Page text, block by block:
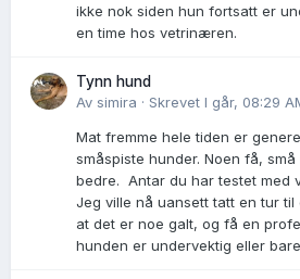
ikke nok siden hun fortsatt er
en time hos vetrinæren.
Tynn hund
Av simira · Skrevet I går, 08:29
Mat fremme hele tiden er
småspiste hunder. Noen få,
bedre. Antar du har testet med
Jeg ville nå uansett tatt en tur
at det er noe galt, og få en
hunden er undervektig eller